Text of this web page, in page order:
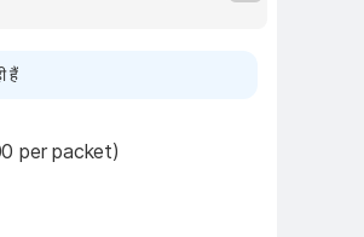
हैं
per packet)